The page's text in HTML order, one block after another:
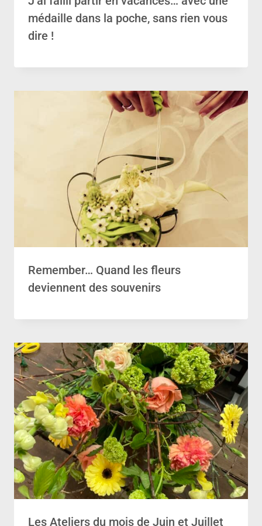
médaille dans la poche, sans rien vous
dire !
Remember… Quand les fleurs
deviennent des souvenirs
Les Ateliers du mois de Juin et Juillet